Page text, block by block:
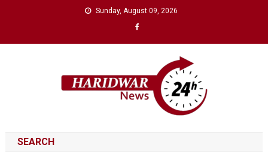
Sunday, August 09, 2026
Haridwar News 24
SEARCH